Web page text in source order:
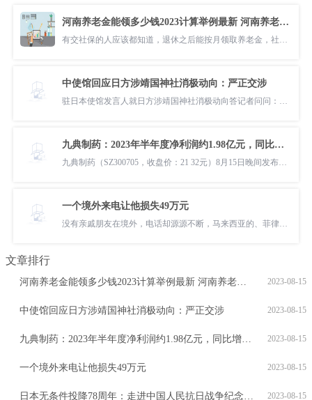
河南养老金能领多少钱2023计算举例最新 河南养老金怎么计算退休领取金额？
中使馆回应日方涉靖国神社消极动向：严正交涉
九典制药：2023年半年度净利润约1.98亿元，同比增加52.29%
九典制药（SZ300705，收盘价：21 32元）8月15日晚间发布半年度业绩报告
一个境外来电让他损失49万元
没有亲戚朋友在境外，电话却源源不断，马来西亚的、菲律宾的，且多是虚
文章排行
2023-08-15
河南养老金能领多少钱2023计算举例最新 河南养老金怎么计算退休领取金额？
2023-08-15
中使馆回应日方涉靖国神社消极动向：严正交涉
2023-08-15
九典制药：2023年半年度净利润约1.98亿元，同比增加52.29%
2023-08-15
一个境外来电让他损失49万元
2023-08-15
日本无条件投降78周年：走进中国人民抗日战争纪念馆重温历史